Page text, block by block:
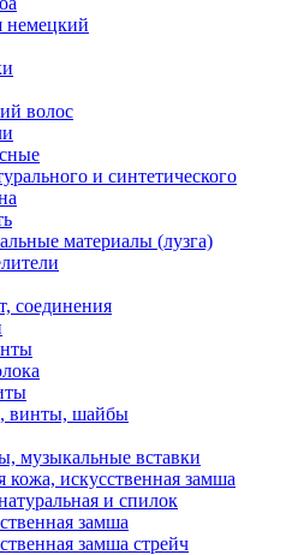
волос
и синтетического
материалы (лузга)
соединения
винты, шайбы
музыкальные вставки
кожа, искусственная замша
и спилок
замша
замша стрейч